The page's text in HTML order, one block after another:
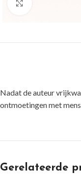
Nadat de auteur
ontmoetingen met
Gerelateerde